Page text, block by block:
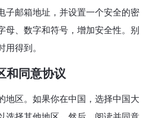
子邮箱地址，并设置一个安全的密
母、数字和符号，增加安全性。别
得到。
和同意协议
地区。如果你在中国，选择中国大